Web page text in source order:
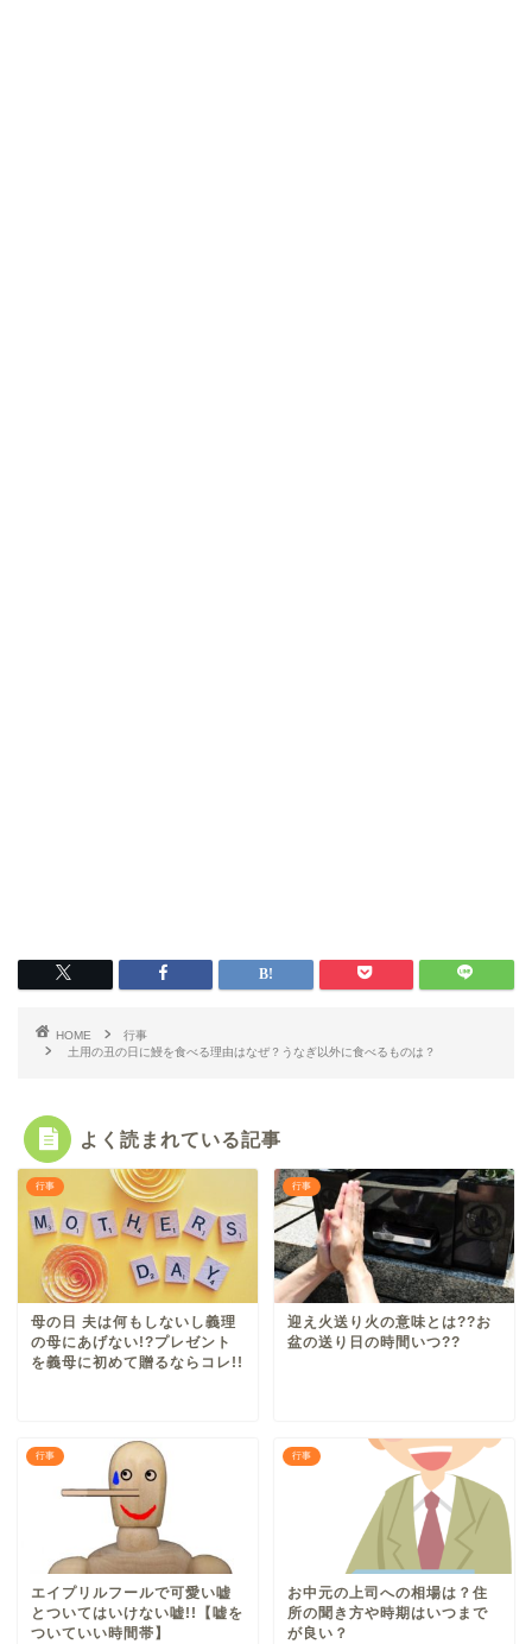
HOME
行事
土用の丑の日に鰻を食べる理由はなぜ？うなぎ以外に食べるものは？
よく読まれている記事
行事
母の日 夫は何もしないし義理
の母にあげない!?プレゼント
を義母に初めて贈るならコレ!!
行事
迎え火送り火の意味とは??お
盆の送り日の時間いつ??
行事
エイプリルフールで可愛い嘘
とついてはいけない嘘!!【嘘を
ついていい時間帯】
行事
お中元の上司への相場は？住
所の聞き方や時期はいつまで
が良い？